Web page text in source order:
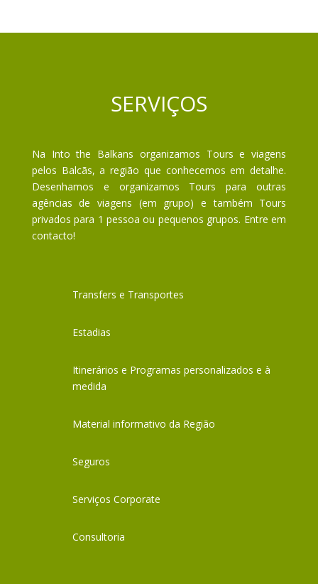
SERVIÇOS
Na Into the Balkans organizamos Tours e viagens
pelos Balcãs, a região que conhecemos em detalhe.
Desenhamos e organizamos Tours para outras
agências de viagens (em grupo) e também Tours
privados para 1 pessoa ou pequenos grupos. Entre em
contacto!
Transfers e Transportes
Estadias
Itinerários e Programas personalizados e à
medida
Material informativo da Região
Seguros
Serviços Corporate
Consultoria